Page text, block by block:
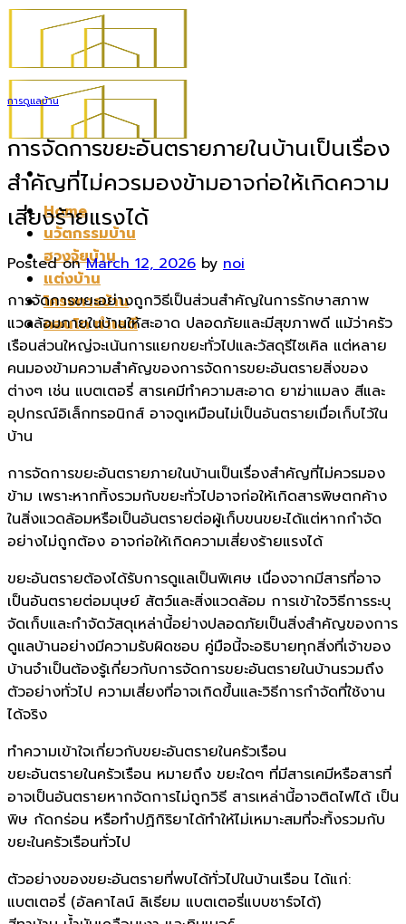
Skip
content
Home
นวัตกรรมบ้าน
ฮวงจุ้ยบ้าน
แต่งบ้าน
โครงการบ้าน
คอนโด ทำเลดี
การดูแลบ้าน
การจัดการขยะอันตรายภายในบ้านเป็นเรื่อง
สำคัญที่ไม่ควรมองข้ามอาจก่อให้เกิดความ
เสี่ยงร้ายแรงได้
Posted onMarch 12, 2026 by noi
การจัดการขยะอย่างถูกวิธีเป็นส่วนสำคัญในการรักษาสภาพ
แวดล้อมภายในบ้านให้สะอาด ปลอดภัยและมีสุขภาพดี แม้ว่าครัว
เรือนส่วนใหญ่จะเน้นการแยกขยะทั่วไปและวัสดุรีไซเคิล แต่หลาย
คนมองข้ามความสำคัญของการจัดการขยะอันตรายสิ่งของ
ต่างๆ เช่น แบตเตอรี่ สารเคมีทำความสะอาด ยาฆ่าแมลง สีและ
อุปกรณ์อิเล็กทรอนิกส์ อาจดูเหมือนไม่เป็นอันตรายเมื่อเก็บไว้ใน
บ้าน
การจัดการขยะอันตรายภายในบ้านเป็นเรื่องสำคัญที่ไม่ควรมอง
ข้าม เพราะหากทิ้งรวมกับขยะทั่วไปอาจก่อให้เกิดสารพิษตกค้าง
ในสิ่งแวดล้อมหรือเป็นอันตรายต่อผู้เก็บขนขยะได้แต่หากกำจัด
อย่างไม่ถูกต้อง อาจก่อให้เกิดความเสี่ยงร้ายแรงได้
ขยะอันตรายต้องได้รับการดูแลเป็นพิเศษ เนื่องจากมีสารที่อาจ
เป็นอันตรายต่อมนุษย์ สัตว์และสิ่งแวดล้อม การเข้าใจวิธีการระบุ
จัดเก็บและกำจัดวัสดุเหล่านี้อย่างปลอดภัยเป็นสิ่งสำคัญของการ
ดูแลบ้านอย่างมีความรับผิดชอบ คู่มือนี้จะอธิบายทุกสิ่งที่เจ้าของ
บ้านจำเป็นต้องรู้เกี่ยวกับการจัดการขยะอันตรายในบ้านรวมถึง
ตัวอย่างทั่วไป ความเสี่ยงที่อาจเกิดขึ้นและวิธีการกำจัดที่ใช้งาน
ได้จริง
ทำความเข้าใจเกี่ยวกับขยะอันตรายในครัวเรือน
ขยะอันตรายในครัวเรือน หมายถึง ขยะใดๆ ที่มีสารเคมีหรือสารที่
อาจเป็นอันตรายหากจัดการไม่ถูกวิธี สารเหล่านี้อาจติดไฟได้ เป็น
พิษ กัดกร่อน หรือทำปฏิกิริยาได้ทำให้ไม่เหมาะสมที่จะทิ้งรวมกับ
ขยะในครัวเรือนทั่วไป
ตัวอย่างของขยะอันตรายที่พบได้ทั่วไปในบ้านเรือน ได้แก่:
แบตเตอรี่ (อัลคาไลน์ ลิเธียม แบตเตอรี่แบบชาร์จได้)